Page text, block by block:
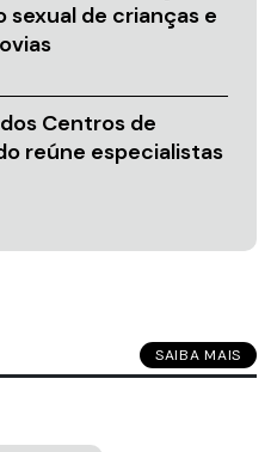
de crianças e
Centros de
reúne especialistas
SAIBA MAIS